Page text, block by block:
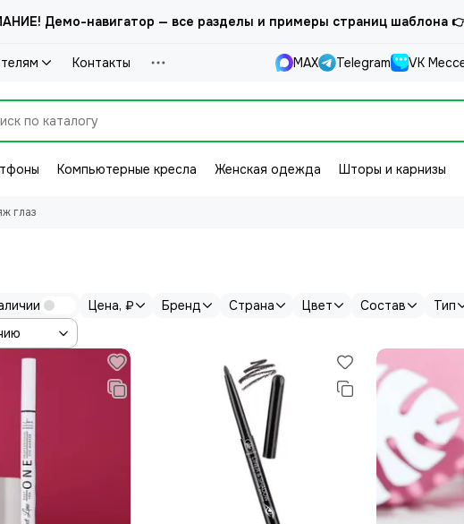
Демо-навигатор — все разделы и примеры страниц шаблона
Контакты MAX Telegram VK
Компьютерные кресла Женская одежда Шторы и карнизы
глаз
Цена, ₽ Бренд Страна Цвет Состав Тип